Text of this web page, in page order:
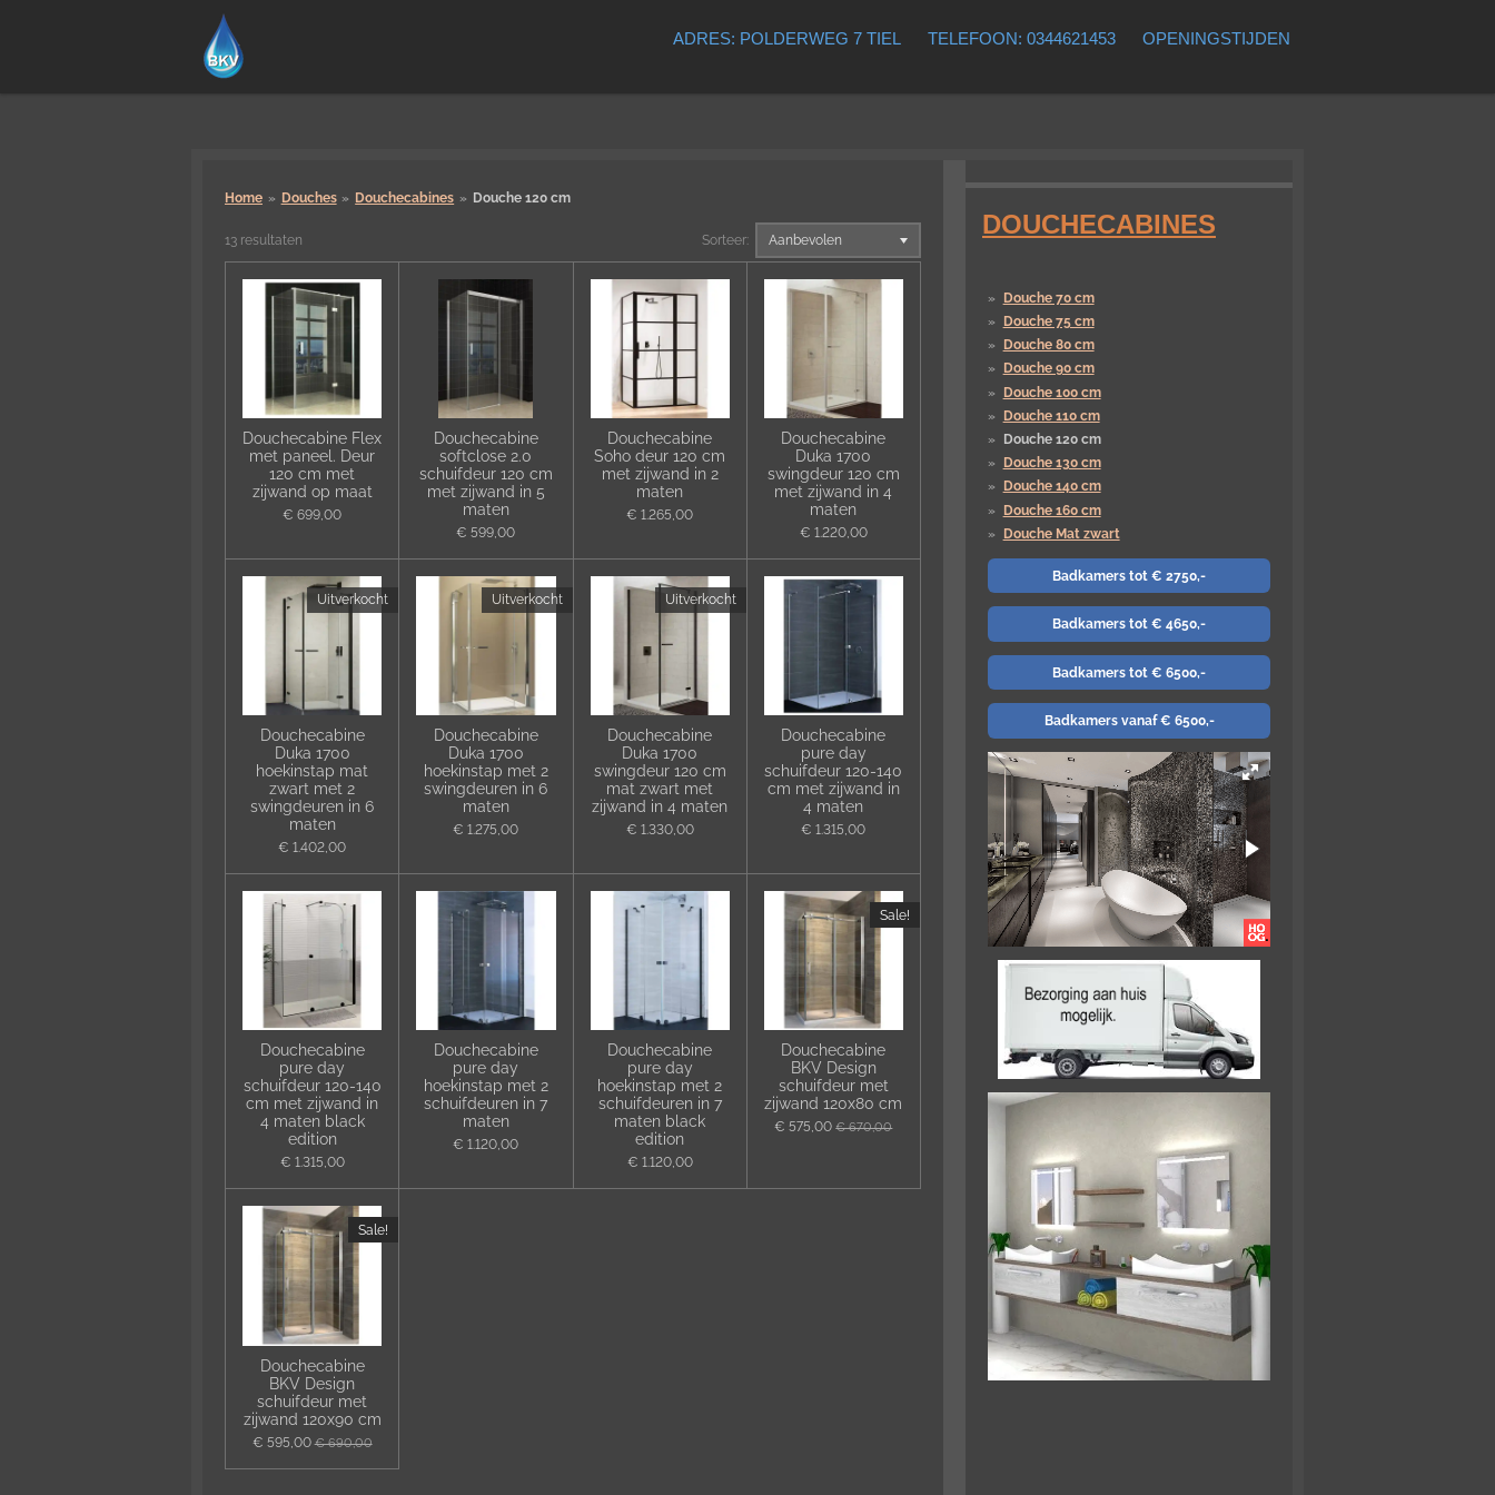
ADRES: POLDERWEG 7 TIEL TELEFOON: 0344621453 OPENINGSTIJDEN
Home » Douches » Douchecabines » Douche 120 cm
13 resultaten Sorteer:
Douchecabine Flex
met paneel. Deur
120 cm met
zijwand op maat
€ 699,00
Douchecabine
softclose 2.0
schuifdeur 120 cm
met zijwand in 5
maten
€ 599,00
Douchecabine
Soho deur 120 cm
met zijwand in 2
maten
€ 1.265,00
Douchecabine
Duka 1700
swingdeur 120 cm
met zijwand in 4
maten
€ 1.220,00
Uitverkocht
Douchecabine
Duka 1700
hoekinstap mat
zwart met 2
swingdeuren in 6
maten
€ 1.402,00
Uitverkocht
Douchecabine
Duka 1700
hoekinstap met 2
swingdeuren in 6
maten
€ 1.275,00
Uitverkocht
Douchecabine
Duka 1700
swingdeur 120 cm
mat zwart met
zijwand in 4 maten
€ 1.330,00
Douchecabine
pure day
schuifdeur 120-140
cm met zijwand in
4 maten
€ 1.315,00
Douchecabine
pure day
schuifdeur 120-140
cm met zijwand in
4 maten black
edition
€ 1.315,00
Douchecabine
pure day
hoekinstap met 2
schuifdeuren in 7
maten
€ 1.120,00
Douchecabine
pure day
hoekinstap met 2
schuifdeuren in 7
maten black
edition
€ 1.120,00
Sale!
Douchecabine
BKV Design
schuifdeur met
zijwand 120x80 cm
€ 575,00 € 670,00
Sale!
Douchecabine
BKV Design
schuifdeur met
zijwand 120x90 cm
€ 595,00 € 690,00
DOUCHECABINES
Douche 70 cm
Douche 75 cm
Douche 80 cm
Douche 90 cm
Douche 100 cm
Douche 110 cm
Douche 120 cm
Douche 130 cm
Douche 140 cm
Douche 160 cm
Douche Mat zwart
Badkamers tot € 2750,-
Badkamers tot € 4650,-
Badkamers tot € 6500,-
Badkamers vanaf € 6500,-